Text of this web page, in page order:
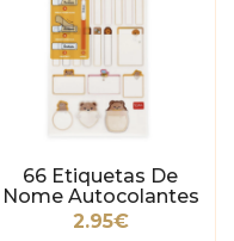
66 Etiquetas De
Nome Autocolantes
Urso
2.95€